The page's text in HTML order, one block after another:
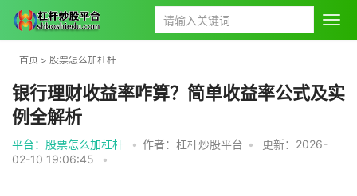
首页 > 股票怎么加杠杆
银行理财收益率咋算？简单收益率公式及实
例全解析
平台：股票怎么加杠杆 • 作者：杠杆炒股平台 •
更新：2026-
02-10 19:06:45
•